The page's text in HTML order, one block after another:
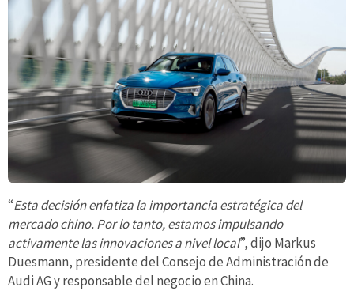
“Esta decisión enfatiza la importancia estratégica del
mercado chino. Por lo tanto, estamos impulsando
activamente las innovaciones a nivel local”, dijo Markus
Duesmann, presidente del Consejo de Administración de
Audi AG y responsable del negocio en China.